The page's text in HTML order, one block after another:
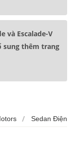
và Escalade-V
sung thêm trang
Sedan Điện